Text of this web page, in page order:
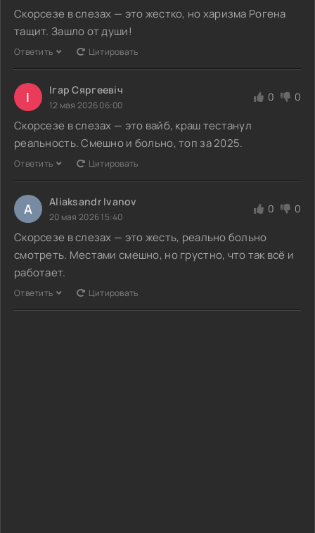
Скорсезе в слезах — это жестко, но харизма Рогена
тащит. Зашло от души!
Ответить Цитировать
І Ігар Сяргеевіч
12 мая 2026 06:00
0 0
Скорсезе в слезах — это вайб, краш тестанул
реальность. Смешно и больно, топ за 2025.
Ответить Цитировать
A Aliaksandr Ivanov
20 мая 2026 15:40
0 0
Скорсезе в слезах — это жесть, реально больно
смотреть. Местами смешно, но грустно, что так всё и
работает.
Ответить Цитировать